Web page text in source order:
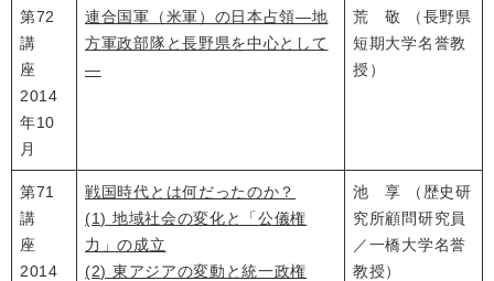
第72
講
座
2014
年10
月
連合国軍（米軍）の日本占領―地
方軍政部隊と長野県を中心として
―
荒 敬 （長野県
短期大学名誉教
授）
第71
講
座
2014
戦国時代とは何だったのか？
(1) 地域社会の変化と「公儀権
力」の成立
(2) 東アジアの変動と統一政権
池 享 （歴史研
究所顧問研究員
／一橋大学名誉
教授）